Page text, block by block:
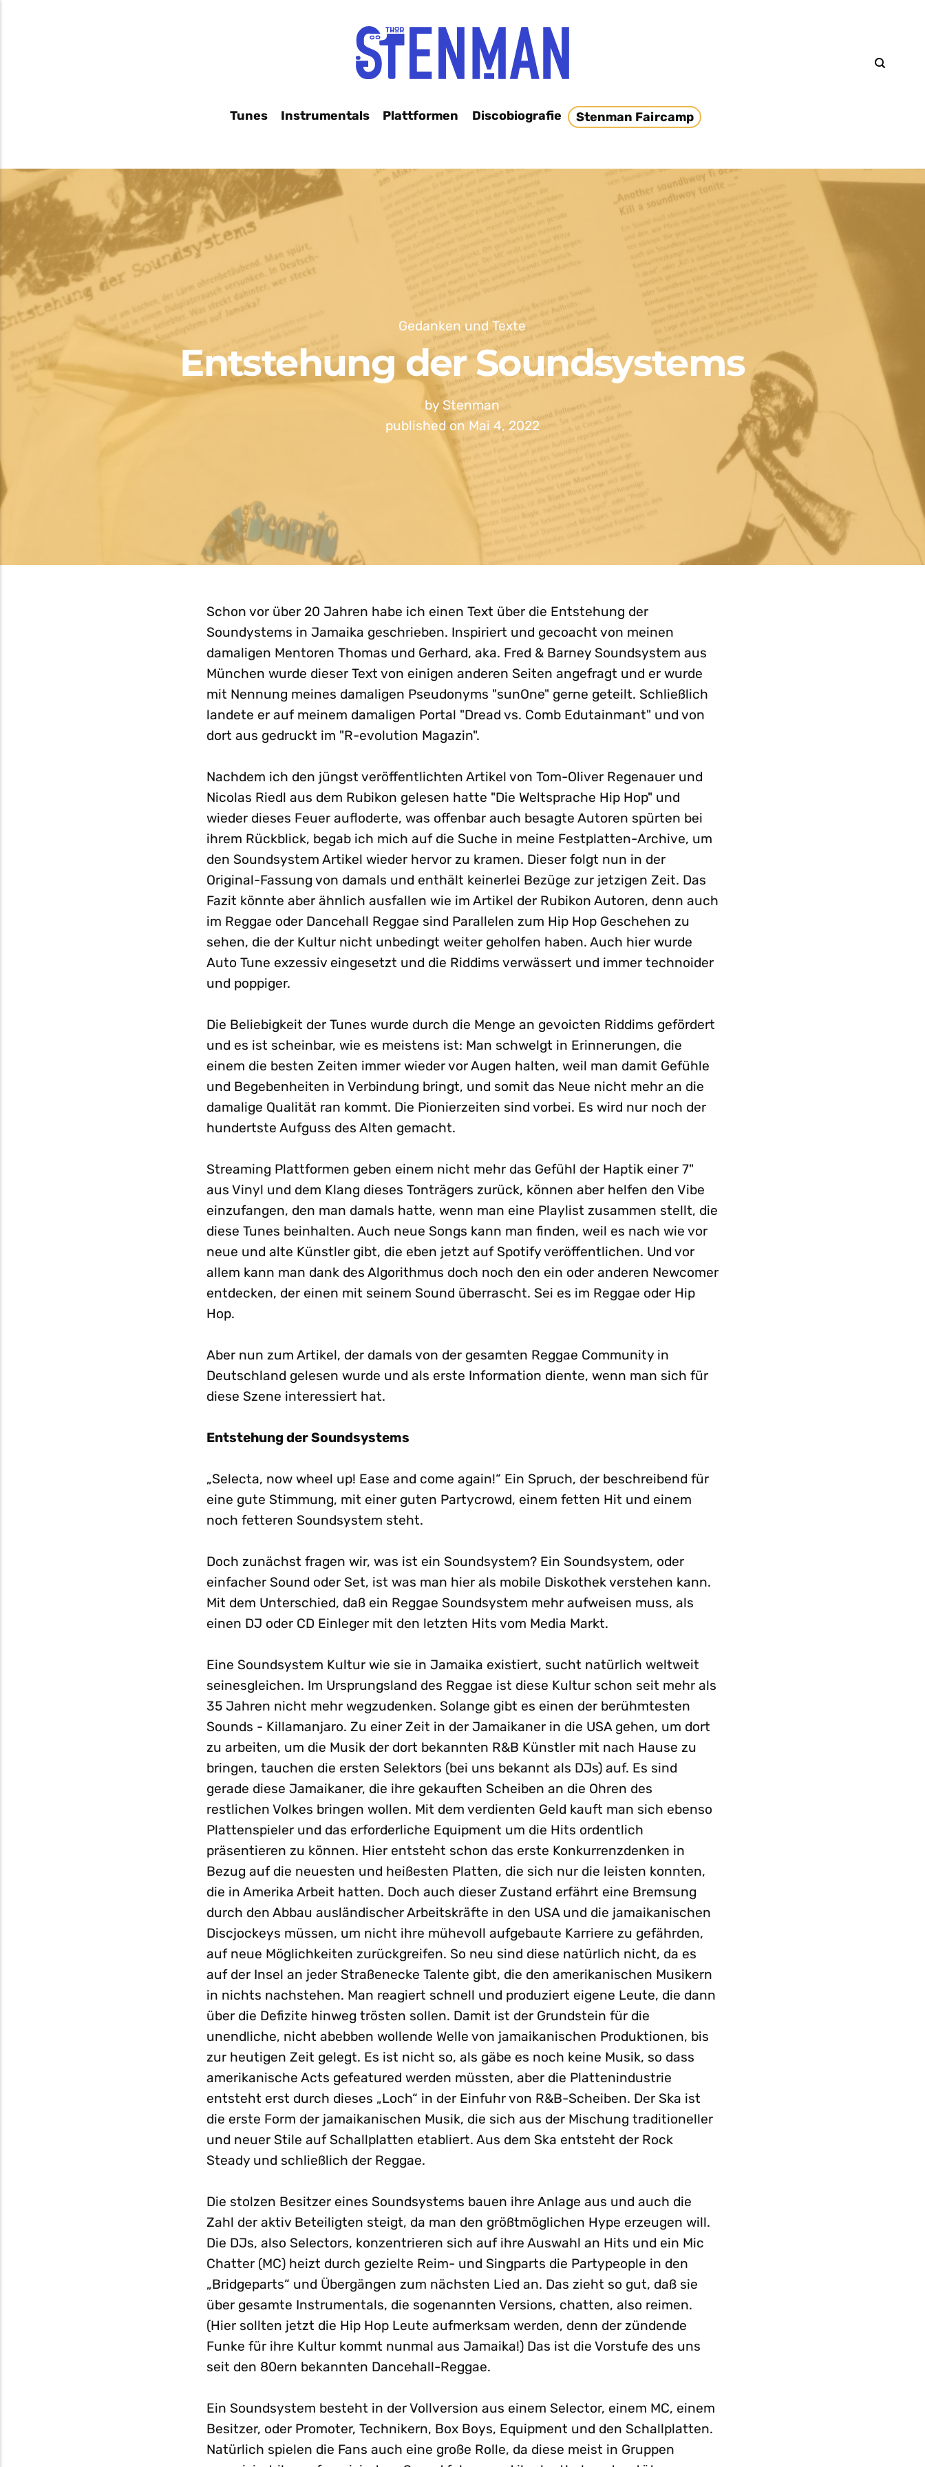
Tunes Instrumentals Plattformen Discobiografie Stenman Faircamp
Gedanken und Texte
Entstehung der Soundsystems
by Stenman
published on Mai 4, 2022
Schon vor über 20 Jahren habe ich einen Text über die Entstehung der
Soundystems in Jamaika geschrieben. Inspiriert und gecoacht von meinen
damaligen Mentoren Thomas und Gerhard, aka. Fred & Barney Soundsystem aus
München wurde dieser Text von einigen anderen Seiten angefragt und er wurde
mit Nennung meines damaligen Pseudonyms "sunOne" gerne geteilt. Schließlich
landete er auf meinem damaligen Portal "Dread vs. Comb Edutainmant" und von
dort aus gedruckt im "R-evolution Magazin".
Nachdem ich den jüngst veröffentlichten Artikel von Tom-Oliver Regenauer und
Nicolas Riedl aus dem Rubikon gelesen hatte "Die Weltsprache Hip Hop" und
wieder dieses Feuer aufloderte, was offenbar auch besagte Autoren spürten bei
ihrem Rückblick, begab ich mich auf die Suche in meine Festplatten-Archive, um
den Soundsystem Artikel wieder hervor zu kramen. Dieser folgt nun in der
Original-Fassung von damals und enthält keinerlei Bezüge zur jetzigen Zeit. Das
Fazit könnte aber ähnlich ausfallen wie im Artikel der Rubikon Autoren, denn auch
im Reggae oder Dancehall Reggae sind Parallelen zum Hip Hop Geschehen zu
sehen, die der Kultur nicht unbedingt weiter geholfen haben. Auch hier wurde
Auto Tune exzessiv eingesetzt und die Riddims verwässert und immer technoider
und poppiger.
Die Beliebigkeit der Tunes wurde durch die Menge an gevoicten Riddims gefördert
und es ist scheinbar, wie es meistens ist: Man schwelgt in Erinnerungen, die
einem die besten Zeiten immer wieder vor Augen halten, weil man damit Gefühle
und Begebenheiten in Verbindung bringt, und somit das Neue nicht mehr an die
damalige Qualität ran kommt. Die Pionierzeiten sind vorbei. Es wird nur noch der
hundertste Aufguss des Alten gemacht.
Streaming Plattformen geben einem nicht mehr das Gefühl der Haptik einer 7"
aus Vinyl und dem Klang dieses Tonträgers zurück, können aber helfen den Vibe
einzufangen, den man damals hatte, wenn man eine Playlist zusammen stellt, die
diese Tunes beinhalten. Auch neue Songs kann man finden, weil es nach wie vor
neue und alte Künstler gibt, die eben jetzt auf Spotify veröffentlichen. Und vor
allem kann man dank des Algorithmus doch noch den ein oder anderen Newcomer
entdecken, der einen mit seinem Sound überrascht. Sei es im Reggae oder Hip
Hop.
Aber nun zum Artikel, der damals von der gesamten Reggae Community in
Deutschland gelesen wurde und als erste Information diente, wenn man sich für
diese Szene interessiert hat.
Entstehung der Soundsystems
„Selecta, now wheel up! Ease and come again!“ Ein Spruch, der beschreibend für
eine gute Stimmung, mit einer guten Partycrowd, einem fetten Hit und einem
noch fetteren Soundsystem steht.
Doch zunächst fragen wir, was ist ein Soundsystem? Ein Soundsystem, oder
einfacher Sound oder Set, ist was man hier als mobile Diskothek verstehen kann.
Mit dem Unterschied, daß ein Reggae Soundsystem mehr aufweisen muss, als
einen DJ oder CD Einleger mit den letzten Hits vom Media Markt.
Eine Soundsystem Kultur wie sie in Jamaika existiert, sucht natürlich weltweit
seinesgleichen. Im Ursprungsland des Reggae ist diese Kultur schon seit mehr als
35 Jahren nicht mehr wegzudenken. Solange gibt es einen der berühmtesten
Sounds - Killamanjaro. Zu einer Zeit in der Jamaikaner in die USA gehen, um dort
zu arbeiten, um die Musik der dort bekannten R&B Künstler mit nach Hause zu
bringen, tauchen die ersten Selektors (bei uns bekannt als DJs) auf. Es sind
gerade diese Jamaikaner, die ihre gekauften Scheiben an die Ohren des
restlichen Volkes bringen wollen. Mit dem verdienten Geld kauft man sich ebenso
Plattenspieler und das erforderliche Equipment um die Hits ordentlich
präsentieren zu können. Hier entsteht schon das erste Konkurrenzdenken in
Bezug auf die neuesten und heißesten Platten, die sich nur die leisten konnten,
die in Amerika Arbeit hatten. Doch auch dieser Zustand erfährt eine Bremsung
durch den Abbau ausländischer Arbeitskräfte in den USA und die jamaikanischen
Discjockeys müssen, um nicht ihre mühevoll aufgebaute Karriere zu gefährden,
auf neue Möglichkeiten zurückgreifen. So neu sind diese natürlich nicht, da es
auf der Insel an jeder Straßenecke Talente gibt, die den amerikanischen Musikern
in nichts nachstehen. Man reagiert schnell und produziert eigene Leute, die dann
über die Defizite hinweg trösten sollen. Damit ist der Grundstein für die
unendliche, nicht abebben wollende Welle von jamaikanischen Produktionen, bis
zur heutigen Zeit gelegt. Es ist nicht so, als gäbe es noch keine Musik, so dass
amerikanische Acts gefeatured werden müssten, aber die Plattenindustrie
entsteht erst durch dieses „Loch“ in der Einfuhr von R&B-Scheiben. Der Ska ist
die erste Form der jamaikanischen Musik, die sich aus der Mischung traditioneller
und neuer Stile auf Schallplatten etabliert. Aus dem Ska entsteht der Rock
Steady und schließlich der Reggae.
Die stolzen Besitzer eines Soundsystems bauen ihre Anlage aus und auch die
Zahl der aktiv Beteiligten steigt, da man den größtmöglichen Hype erzeugen will.
Die DJs, also Selectors, konzentrieren sich auf ihre Auswahl an Hits und ein Mic
Chatter (MC) heizt durch gezielte Reim- und Singparts die Partypeople in den
„Bridgeparts“ und Übergängen zum nächsten Lied an. Das zieht so gut, daß sie
über gesamte Instrumentals, die sogenannten Versions, chatten, also reimen.
(Hier sollten jetzt die Hip Hop Leute aufmerksam werden, denn der zündende
Funke für ihre Kultur kommt nunmal aus Jamaika!) Das ist die Vorstufe des uns
seit den 80ern bekannten Dancehall-Reggae.
Ein Soundsystem besteht in der Vollversion aus einem Selector, einem MC, einem
Besitzer, oder Promoter, Technikern, Box Boys, Equipment und den Schallplatten.
Natürlich spielen die Fans auch eine große Rolle, da diese meist in Gruppen